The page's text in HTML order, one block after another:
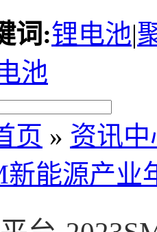
词:锂电池|
池
页 » 资讯中
新能源产业